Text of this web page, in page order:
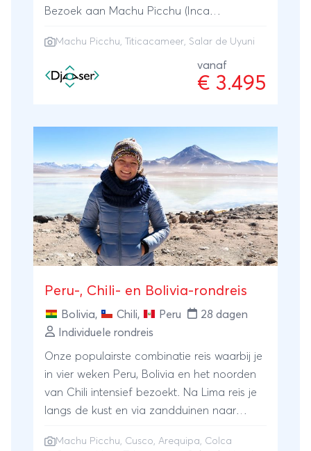
Bezoek aan Machu Picchu (Inca
Machu Picchu, Titicacameer, Salar de Uyuni
vanaf
€ 3.495
Peru-, Chili- en Bolivia-rondreis
Bolivia, Chili, Peru
28 dagen
Individuele rondreis
Onze populairste combinatie reis waarbij je
in vier weken Peru, Bolivia en het noorden
van Chili intensief bezoekt. Na Lima reis je
langs de kust en via zandduinen naar
onderweg naar de Colca Canyon en reist
Machu Picchu, Cusco, Arequipa, Colca